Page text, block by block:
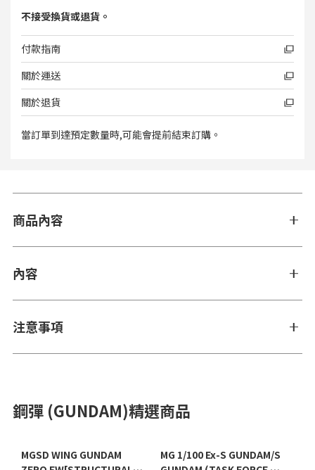
不接受換貨或退貨。
付款指南
關於運送
關於退貨
當訂單到達預定數量時,可能會提前結束訂購。
商品內容
內容
注意事項
鋼彈 (GUNDAM)精選商品
MGSD WING GUNDAM
MG 1/100 Ex-S GUNDAM/S